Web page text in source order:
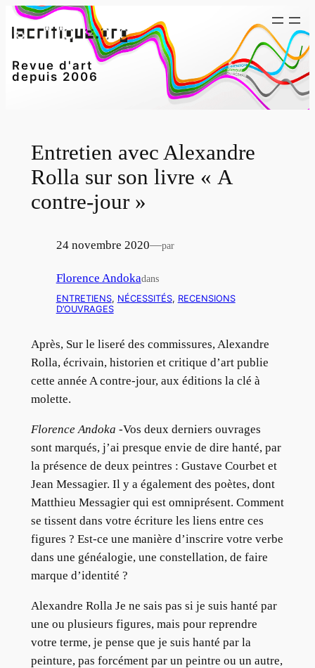
Aller
au
Revue d'art
depuis 2006
Entretien avec Alexandre
Rolla sur son livre « A
contre-jour »
24 novembre 2020—par
Florence Andokadans
ENTRETIENS, NÉCESSITÉS, RECENSIONS
D’OUVRAGES
Après, Sur le liseré des commissures, Alexandre
Rolla, écrivain, historien et critique d’art publie
cette année A contre-jour, aux éditions la clé à
molette.
Florence Andoka -Vos deux derniers ouvrages
sont marqués, j’ai presque envie de dire hanté, par
la présence de deux peintres : Gustave Courbet et
Jean Messagier. Il y a également des poètes, dont
Matthieu Messagier qui est omniprésent. Comment
se tissent dans votre écriture les liens entre ces
figures ? Est-ce une manière d’inscrire votre verbe
dans une généalogie, une constellation, de faire
marque d’identité ?
Alexandre Rolla Je ne sais pas si je suis hanté par
une ou plusieurs figures, mais pour reprendre
votre terme, je pense que je suis hanté par la
peinture, pas forcément par un peintre ou un autre,